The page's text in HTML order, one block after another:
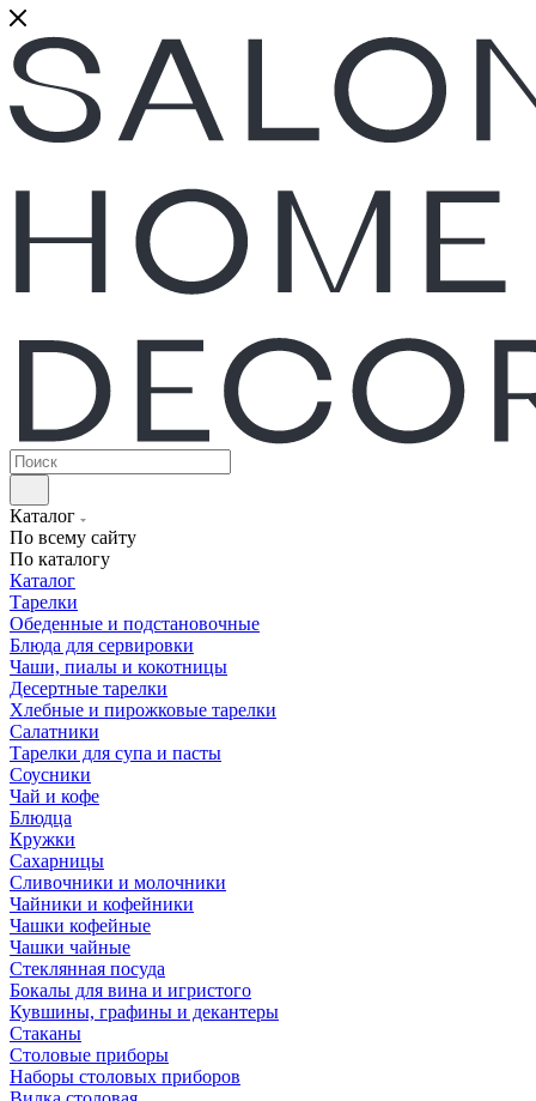
Каталог
По всему сайту
По каталогу
Каталог
Тарелки
Обеденные и подстановочные
Блюда для сервировки
Чаши, пиалы и кокотницы
Десертные тарелки
Хлебные и пирожковые тарелки
Салатники
Тарелки для супа и пасты
Соусники
Чай и кофе
Блюдца
Кружки
Сахарницы
Сливочники и молочники
Чайники и кофейники
Чашки кофейные
Чашки чайные
Стеклянная посуда
Бокалы для вина и игристого
Кувшины, графины и декантеры
Стаканы
Столовые приборы
Наборы столовых приборов